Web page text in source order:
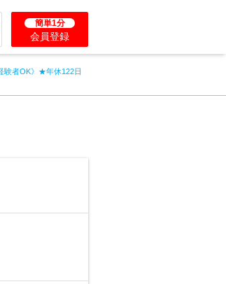
簡単1分
会員登録
験者OK》★年休122日